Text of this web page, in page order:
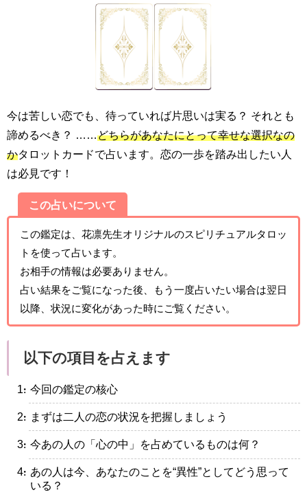
今は苦しい恋でも、待っていれば片思いは実る？ それとも
諦めるべき？ ……どちらがあなたにとって幸せな選択なの
かタロットカードで占います。恋の一歩を踏み出したい人
は必見です！
この占いについて
この鑑定は、花凛先生オリジナルのスピリチュアルタロッ
トを使って占います。
お相手の情報は必要ありません。
占い結果をご覧になった後、もう一度占いたい場合は翌日
以降、状況に変化があった時にご覧ください。
以下の項目を占えます
・今回の鑑定の核心
・まずは二人の恋の状況を把握しましょう
・今あの人の「心の中」を占めているものは何？
・あの人は今、あなたのことを“異性”としてどう思って
いる？